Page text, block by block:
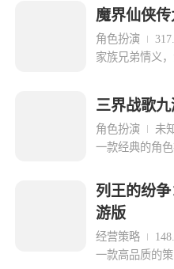
魔界仙侠
角色扮演
家族兄弟情义
三界战歌
角色扮演 未
一款经典的角
列王的纷
游版
经营策略
一款高品质的